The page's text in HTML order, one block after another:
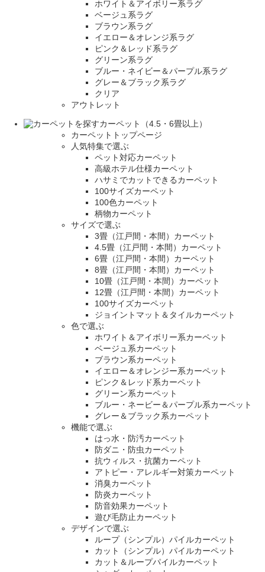
ホワイト＆アイボリー系ラグ
ベージュ系ラグ
ブラウン系ラグ
イエロー＆オレンジ系ラグ
ピンク＆レッド系ラグ
グリーン系ラグ
ブルー・ネイビー＆パープル系ラグ
グレー＆ブラック系ラグ
クリア
アウトレット
カーペット（4.5・6畳以上）
カーペットトップページ
人気特集で選ぶ
ペット対応カーペット
高級ホテル仕様カーペット
ハサミでカットできるカーペット
100サイズカーペット
100色カーペット
柄物カーペット
サイズで選ぶ
3畳（江戸間・本間）カーペット
4.5畳（江戸間・本間）カーペット
6畳（江戸間・本間）カーペット
8畳（江戸間・本間）カーペット
10畳（江戸間・本間）カーペット
12畳（江戸間・本間）カーペット
100サイズカーペット
ジョイントマット＆タイルカーペット
色で選ぶ
ホワイト＆アイボリー系カーペット
ベージュ系カーペット
ブラウン系カーペット
イエロー＆オレンジー系カーペット
ピンク＆レッド系カーペット
グリーン系カーペット
ブルー・ネービー＆パープル系カーペット
グレー＆ブラック系カーペット
機能で選ぶ
はっ水・防汚カーペット
防ダニ・防虫カーペット
抗ウィルス・抗菌カーペット
アトピー・アレルギー対策カーペット
消臭カーペット
防炎カーペット
防音効果カーペット
遊び毛防止カーペット
デザインで選ぶ
ループ（シンプル）パイルカーペット
カット（シンプル）パイルカーペット
カット＆ループパイルカーペット